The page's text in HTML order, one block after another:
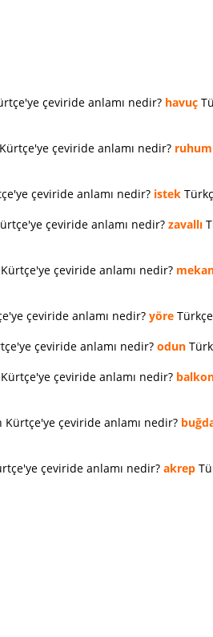
çeviride anlamı nedir? havuç
çeviride anlamı nedir? ruhum
çeviride anlamı nedir? istek
çeviride anlamı nedir? zavallı
çeviride anlamı nedir?
çeviride anlamı nedir? yöre
çeviride anlamı nedir? odun
çeviride anlamı nedir?
Kürtçe'ye çeviride anlamı nedir?
çeviride anlamı nedir? akrep